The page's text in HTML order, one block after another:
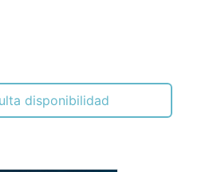
disponibilidad